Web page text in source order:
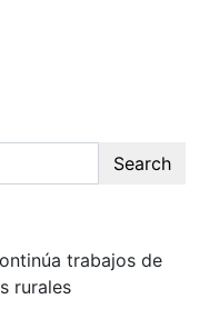
Search
trabajos de
rurales